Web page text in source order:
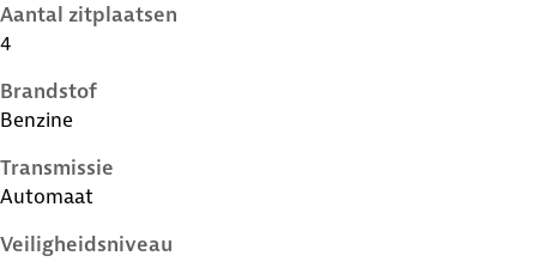
Aantal zitplaatsen
4
Brandstof
Benzine
Transmissie
Automaat
Veiligheidsniveau